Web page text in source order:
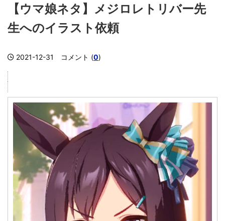
【ウマ娘ネタ】メジロレトリバー先
生へのイラスト依頼
2021-12-31 コメント (0)